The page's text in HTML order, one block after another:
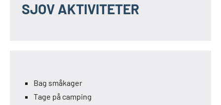
SJOV AKTIVITETER
Bag småkager
Tage på camping